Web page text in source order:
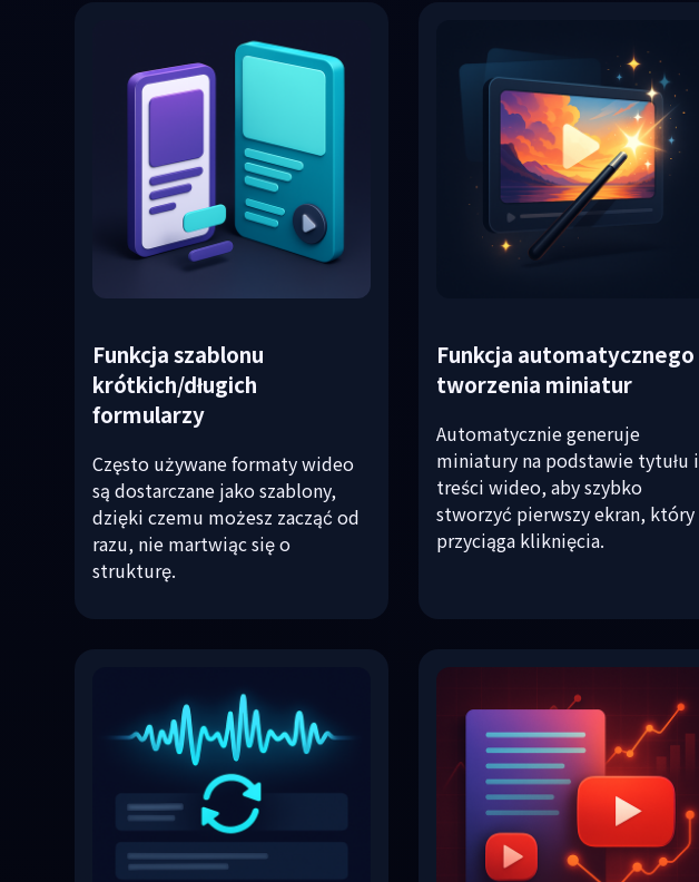
Funkcja szablonu
krótkich/długich
formularzy
Często używane formaty wideo
są dostarczane jako szablony,
dzięki czemu możesz zacząć od
razu, nie martwiąc się o
strukturę.
Funkcja automatycznego
tworzenia miniatur
Automatycznie generuje
miniatury na podstawie tytułu i
treści wideo, aby szybko
stworzyć pierwszy ekran, który
przyciąga kliknięcia.